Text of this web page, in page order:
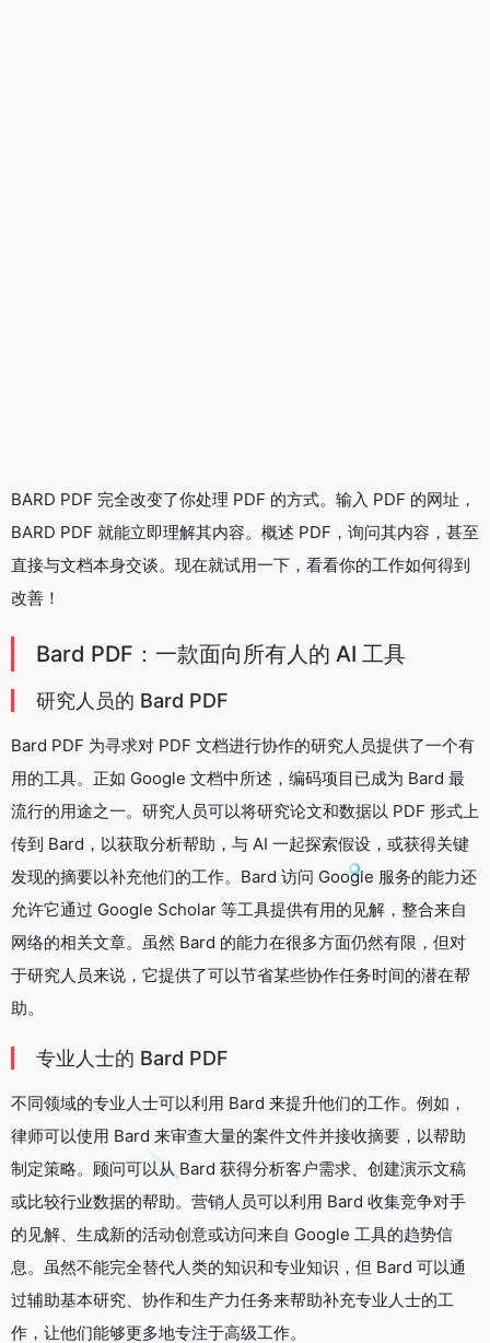
BARD PDF 完全改变了你处理 PDF 的方式。输入 PDF 的网址，
BARD PDF 就能立即理解其内容。概述 PDF，询问其内容，甚至
直接与文档本身交谈。现在就试用一下，看看你的工作如何得到
改善！
Bard PDF：一款面向所有人的 AI 工具
研究人员的 Bard PDF
Bard PDF 为寻求对 PDF 文档进行协作的研究人员提供了一个有
用的工具。正如 Google 文档中所述，编码项目已成为 Bard 最
流行的用途之一。研究人员可以将研究论文和数据以 PDF 形式上
传到 Bard，以获取分析帮助，与 AI 一起探索假设，或获得关键
发现的摘要以补充他们的工作。Bard 访问 Google 服务的能力还
允许它通过 Google Scholar 等工具提供有用的见解，整合来自
网络的相关文章。虽然 Bard 的能力在很多方面仍然有限，但对
于研究人员来说，它提供了可以节省某些协作任务时间的潜在帮
助。
专业人士的 Bard PDF
不同领域的专业人士可以利用 Bard 来提升他们的工作。例如，
律师可以使用 Bard 来审查大量的案件文件并接收摘要，以帮助
制定策略。顾问可以从 Bard 获得分析客户需求、创建演示文稿
或比较行业数据的帮助。营销人员可以利用 Bard 收集竞争对手
的见解、生成新的活动创意或访问来自 Google 工具的趋势信
息。虽然不能完全替代人类的知识和专业知识，但 Bard 可以通
过辅助基本研究、协作和生产力任务来帮助补充专业人士的工
作，让他们能够更多地专注于高级工作。